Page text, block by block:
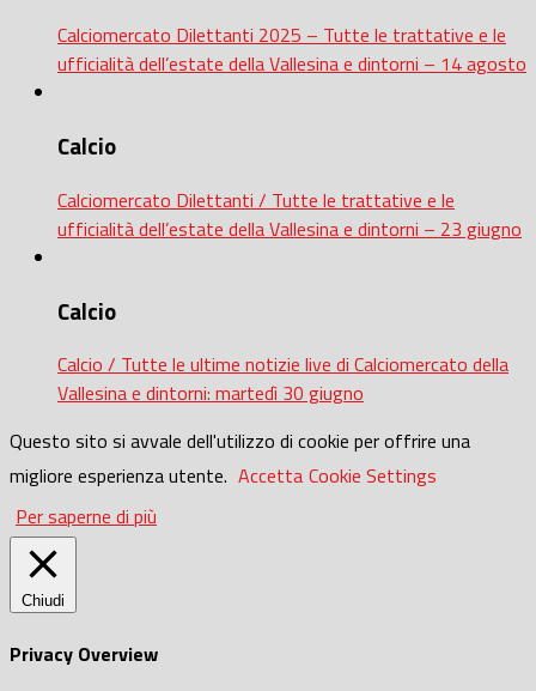
Calciomercato Dilettanti 2025 – Tutte le trattative e le
ufficialità dell’estate della Vallesina e dintorni – 14 agosto
Calcio
Calciomercato Dilettanti / Tutte le trattative e le
ufficialità dell’estate della Vallesina e dintorni – 23 giugno
Calcio
Calcio / Tutte le ultime notizie live di Calciomercato della
Vallesina e dintorni: martedì 30 giugno
Questo sito si avvale dell'utilizzo di cookie per offrire una
migliore esperienza utente. Accetta Cookie Settings
Per saperne di più
Chiudi
Privacy Overview